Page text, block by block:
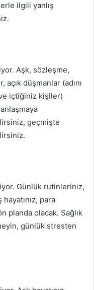
ilgili yanlış
Aşk, sözleşme,
açık düşmanlar (adını
içtiğiniz kişiler)
geçmişte
Günlük rutinleriniz,
para
planda olacak. Sağlık
günlük stresten